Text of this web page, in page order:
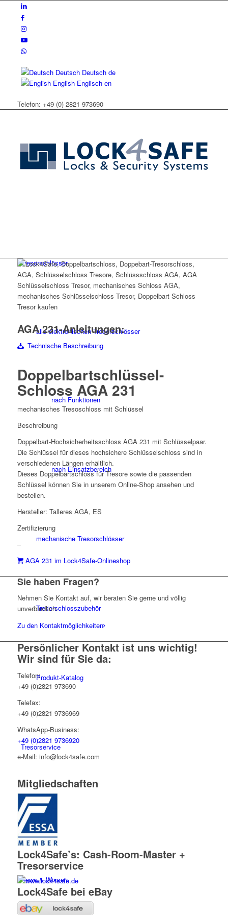
Deutsch Deutsch de
English Englisch en
Telefon: +49 (0) 2821 973690
Tresorschlösser
alle elektronischen Tresorschlösser
nach Funktionen
nach Einsatzbereich
mechanische Tresorschlösser
Tresorschlosszubehör
Produkt-Katalog
Tresorservice
Lock4Safe
News & Wissen
AGA 231-Anleitungen:
Technische Beschreibung
Doppelbartschlüssel-
Schloss AGA 231
mechanisches Tresoschloss mit Schlüssel
Beschreibung
Doppelbart-Hochsicherheitsschloss AGA 231 mit Schlüsselpaar.
Die Schlüssel für dieses hochsichere Schlüsselschloss sind in
verschiedenen Längen erhältlich.
Dieses Doppelbartschloss für Tresore sowie die passenden
Schlüssel können Sie in unserem Online-Shop ansehen und
bestellen.
Hersteller: Talleres AGA, ES
Zertifizierung
–
AGA 231 im Lock4Safe-Onlineshop
Sie haben Fragen?
Nehmen Sie Kontakt auf, wir beraten Sie gerne und völlig
unverbindlich.
Zu den Kontaktmöglichkeiten
Persönlicher Kontakt ist uns wichtig!
Wir sind für Sie da:
Telefon:
+49 (0)2821 973690
Telefax:
+49 (0)2821 9736969
WhatsApp-Business:
+49 (0)2821 9736920
e-Mail: info@lock4safe.com
Mitgliedschaften
Lock4Safe’s: Cash-Room-Master +
Tresorservice
Lock4Safe bei eBay